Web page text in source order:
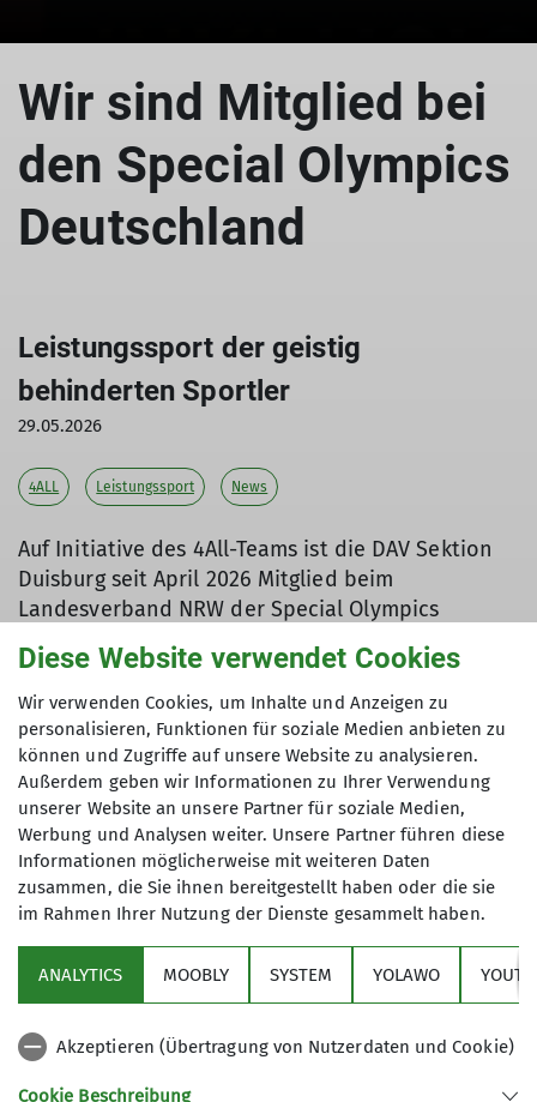
Wir sind Mitglied bei
den Special Olympics
Deutschland
Leistungssport der geistig
behinderten Sportler
29.05.2026
4ALL Leistungssport News
Auf Initiative des 4All-Teams ist die DAV Sektion
Duisburg seit April 2026 Mitglied beim
Landesverband NRW der Special Olympics
Deutschland e.V. (SOD), einem der 70
Spitzenverbände im Deutschen Olympischen
Sportbund (DOSC). Analog zum Paralympischen
Verband (Deutscher Behindertensportverband),
der die körperlich behinderten Athleten betreut,
kümmert sich der SOD um den Leistungssport der
geistig behinderten Sportler. Die angebotenen
Sportarten umfassen ein reichhaltiges
Sportangebot, darunter so unterschiedliche
Sportarten wie Tanzsport, Golf und Fussball - und
Erstmals bei den Weltwinterspielen in Chur im
sportart. Für die Olympiaqualifizierung finden
Diese Website verwendet Cookies
Wir verwenden Cookies, um Inhalte und Anzeigen zu
personalisieren, Funktionen für soziale Medien anbieten zu
können und Zugriffe auf unsere Website zu analysieren.
Außerdem geben wir Informationen zu Ihrer Verwendung
unserer Website an unsere Partner für soziale Medien,
Werbung und Analysen weiter. Unsere Partner führen diese
Informationen möglicherweise mit weiteren Daten
zusammen, die Sie ihnen bereitgestellt haben oder die sie
im Rahmen Ihrer Nutzung der Dienste gesammelt haben.
ANALYTICS MOOBLY SYSTEM YOLAWO
Akzeptieren (Übertragung von Nutzerdaten und Cookie)
Cookie Beschreibung